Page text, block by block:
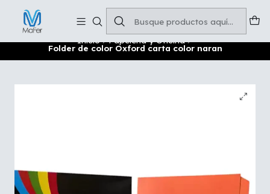
Inicio Papelería y Oficina
Folder de color Oxford carta color naran